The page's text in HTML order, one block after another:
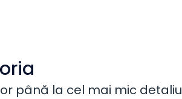
până la cel mai mic detaliu